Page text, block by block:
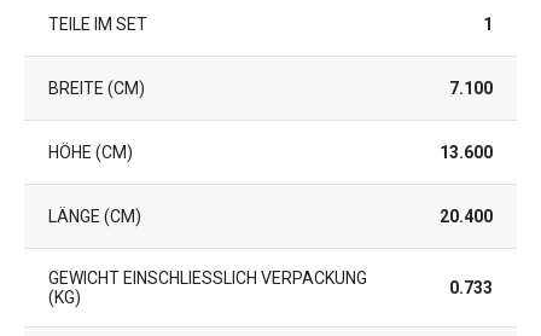
TEILE IM SET 1
BREITE (CM) 7.100
HÖHE (CM) 13.600
LÄNGE (CM) 20.400
GEWICHT EINSCHLIESSLICH VERPACKUNG (
KG)
0.733